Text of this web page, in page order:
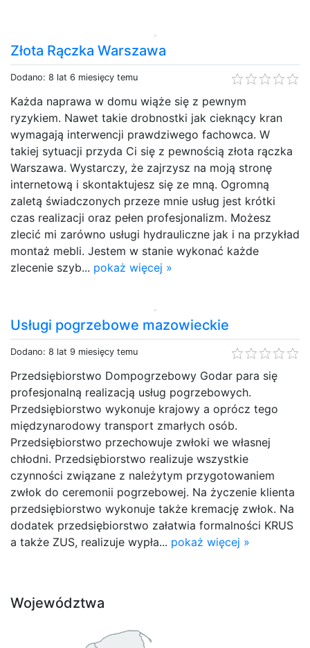
Złota Rączka Warszawa
Dodano: 8 lat 6 miesięcy temu
Każda naprawa w domu wiąże się z pewnym
ryzykiem. Nawet takie drobnostki jak cieknący kran
wymagają interwencji prawdziwego fachowca. W
takiej sytuacji przyda Ci się z pewnością złota rączka
Warszawa. Wystarczy, że zajrzysz na moją stronę
internetową i skontaktujesz się ze mną. Ogromną
zaletą świadczonych przeze mnie usług jest krótki
czas realizacji oraz pełen profesjonalizm. Możesz
zlecić mi zarówno usługi hydrauliczne jak i na przykład
montaż mebli. Jestem w stanie wykonać każde
zlecenie szyb... pokaż więcej »
Usługi pogrzebowe mazowieckie
Dodano: 8 lat 9 miesięcy temu
Przedsiębiorstwo Dompogrzebowy Godar para się
profesjonalną realizacją usług pogrzebowych.
Przedsiębiorstwo wykonuje krajowy a oprócz tego
międzynarodowy transport zmarłych osób.
Przedsiębiorstwo przechowuje zwłoki we własnej
chłodni. Przedsiębiorstwo realizuje wszystkie
czynności związane z należytym przygotowaniem
zwłok do ceremonii pogrzebowej. Na życzenie klienta
przedsiębiorstwo wykonuje także kremację zwłok. Na
dodatek przedsiębiorstwo załatwia formalności KRUS
a także ZUS, realizuje wypła... pokaż więcej »
Województwa